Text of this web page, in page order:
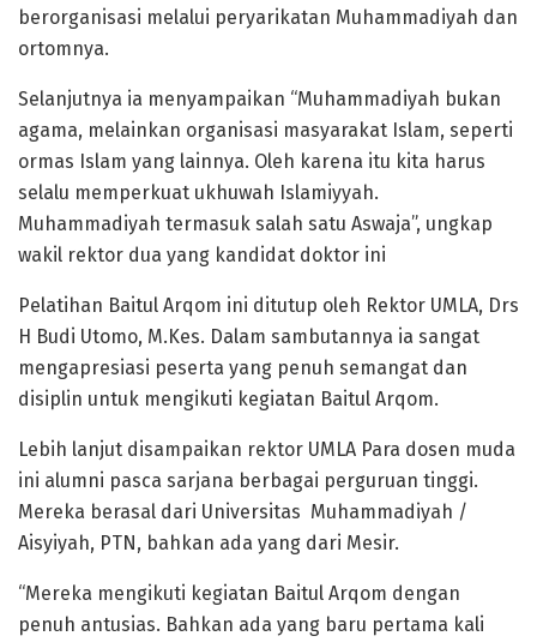
berorganisasi melalui peryarikatan Muhammadiyah dan
ortomnya.
Selanjutnya ia menyampaikan “Muhammadiyah bukan
agama, melainkan organisasi masyarakat Islam, seperti
ormas Islam yang lainnya. Oleh karena itu kita harus
selalu memperkuat ukhuwah Islamiyyah.
Muhammadiyah termasuk salah satu Aswaja”, ungkap
wakil rektor dua yang kandidat doktor ini
Pelatihan Baitul Arqom ini ditutup oleh Rektor UMLA, Drs
H Budi Utomo, M.Kes. Dalam sambutannya ia sangat
mengapresiasi peserta yang penuh semangat dan
disiplin untuk mengikuti kegiatan Baitul Arqom.
Lebih lanjut disampaikan rektor UMLA Para dosen muda
ini alumni pasca sarjana berbagai perguruan tinggi.
Mereka berasal dari Universitas Muhammadiyah /
Aisyiyah, PTN, bahkan ada yang dari Mesir.
“Mereka mengikuti kegiatan Baitul Arqom dengan
penuh antusias. Bahkan ada yang baru pertama kali